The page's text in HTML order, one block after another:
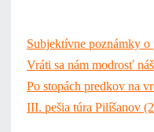
Subjektívne poznámky o
Vráti sa nám modrosť
Po stopách predkov na
III. pešia túra Pilíšanov